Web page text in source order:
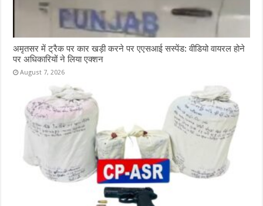
अमृतसर में ट्रैक पर कार खड़ी करने पर एएसआई सस्पेंड: वीडियो वायरल होने
पर अधिकारियों ने लिया एक्शन
August 7, 2026